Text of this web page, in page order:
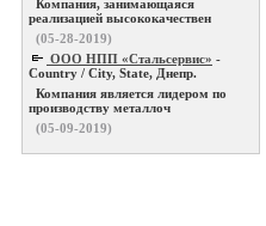
Компания, занимающаяся
реализацией высококачествен
(05-28-2019)
ООО НПП «Стальсервис» -
Country / City, State, Днепр.
Компания является лидером по
производству металлоч
(05-09-2019)